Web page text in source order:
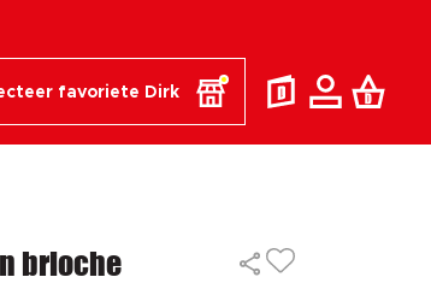
favoriete Dirk
brioche